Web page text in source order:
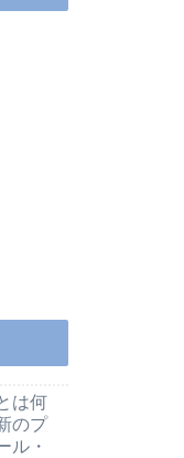
は何
のプ
ル・